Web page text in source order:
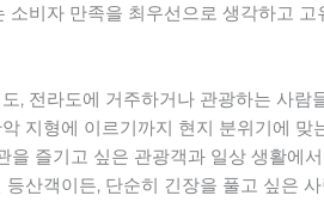
소비자 만족을 최우선으로 생각하고
, 전라도에 거주하거나 관광하는 사
지형에 이르기까지 현지 분위기에
을 즐기고 싶은 관광객과 일상 생활에
산객이든, 단순히 긴장을 풀고 싶은